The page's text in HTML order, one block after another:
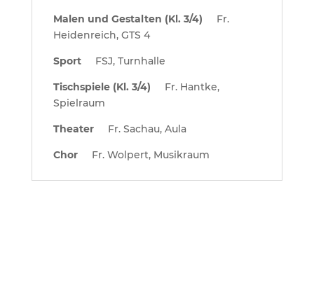
Malen und Gestalten (Kl. 3/4) Fr.
Heidenreich, GTS 4
Sport FSJ, Turnhalle
Tischspiele (Kl. 3/4) Fr. Hantke,
Spielraum
Theater Fr. Sachau, Aula
Chor Fr. Wolpert, Musikraum